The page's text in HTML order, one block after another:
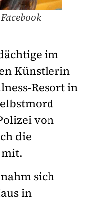
im
Künstlerin
Resort in
von
die
sich
in